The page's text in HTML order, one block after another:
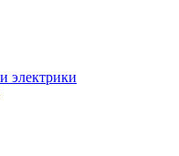
электрики